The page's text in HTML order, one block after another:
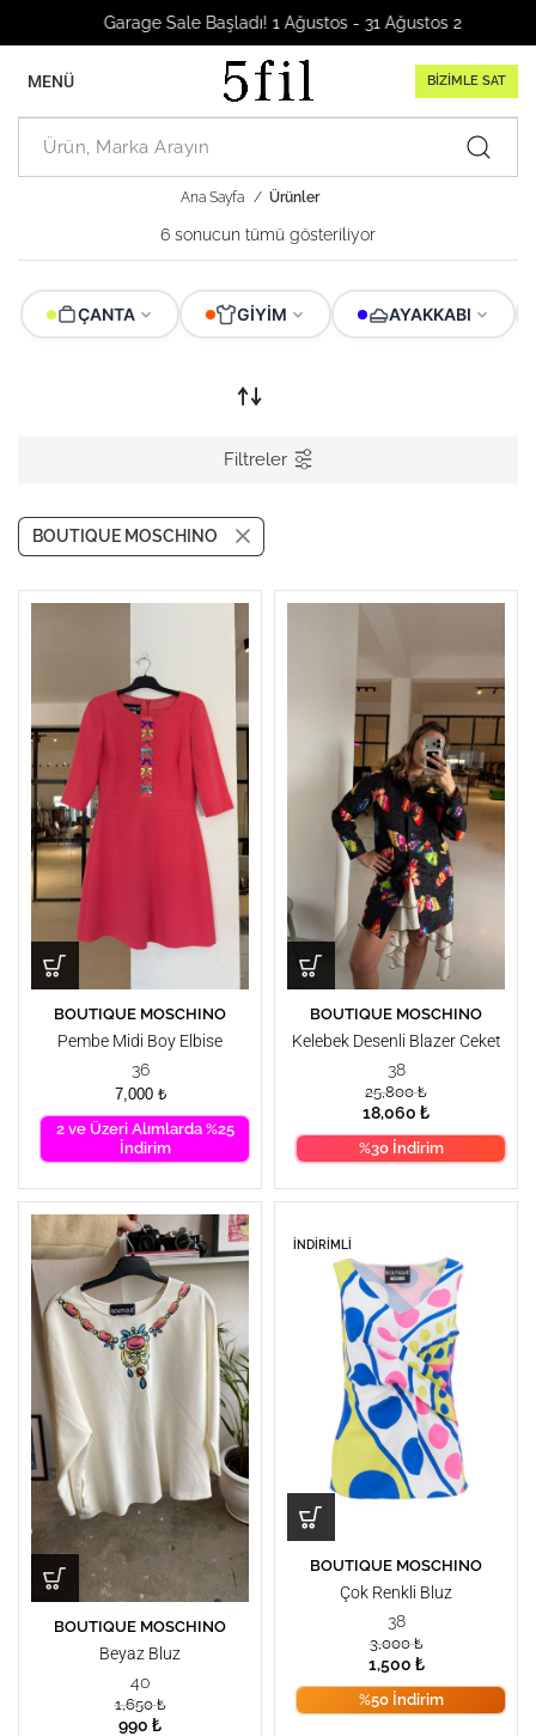
Garage Sale Başladı! 1 Ağustos - 31 Ağustos 2026
MENÜ BİZİMLE SAT
Ana Sayfa Ürünler
6 sonucun tümü gösteriliyor
ÇANTA GIYIM AYAKKABI
Filtreler
BOUTIQUE MOSCHINO
BOUTIQUE MOSCHINO
Pembe Midi Boy Elbise
36
7,000 ₺
2 ve Üzeri Alımlarda %25
İndirim
BOUTIQUE MOSCHINO
Kelebek Desenli Blazer Ceket
38
25,800₺
18,060 ₺
%30 İndirim
BOUTIQUE MOSCHINO
Beyaz Bluz
40
1,650₺
990 ₺
İNDIRIMLI
BOUTIQUE MOSCHINO
Çok Renkli Bluz
38
3,000₺
1,500 ₺
%50 İndirim